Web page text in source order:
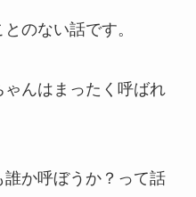
のない話です。
んはまったく呼ばれ
か呼ぼうか？って話